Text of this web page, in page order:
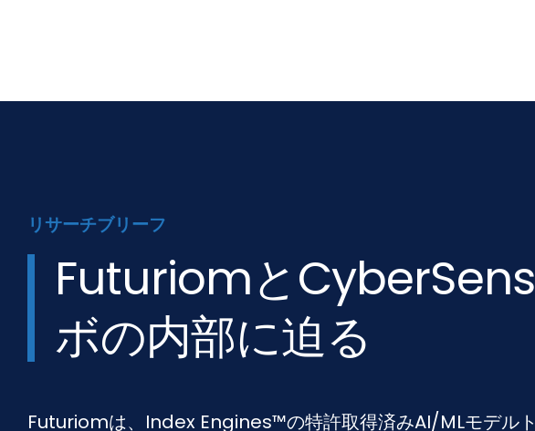
リサーチブリーフ
Futuriomと
ボの内部に迫る
Futuriomは、Index Engines™の特許取得済みAI/MLモデル